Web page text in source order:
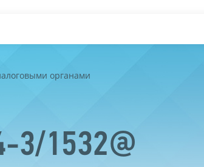
органами
3/1532@